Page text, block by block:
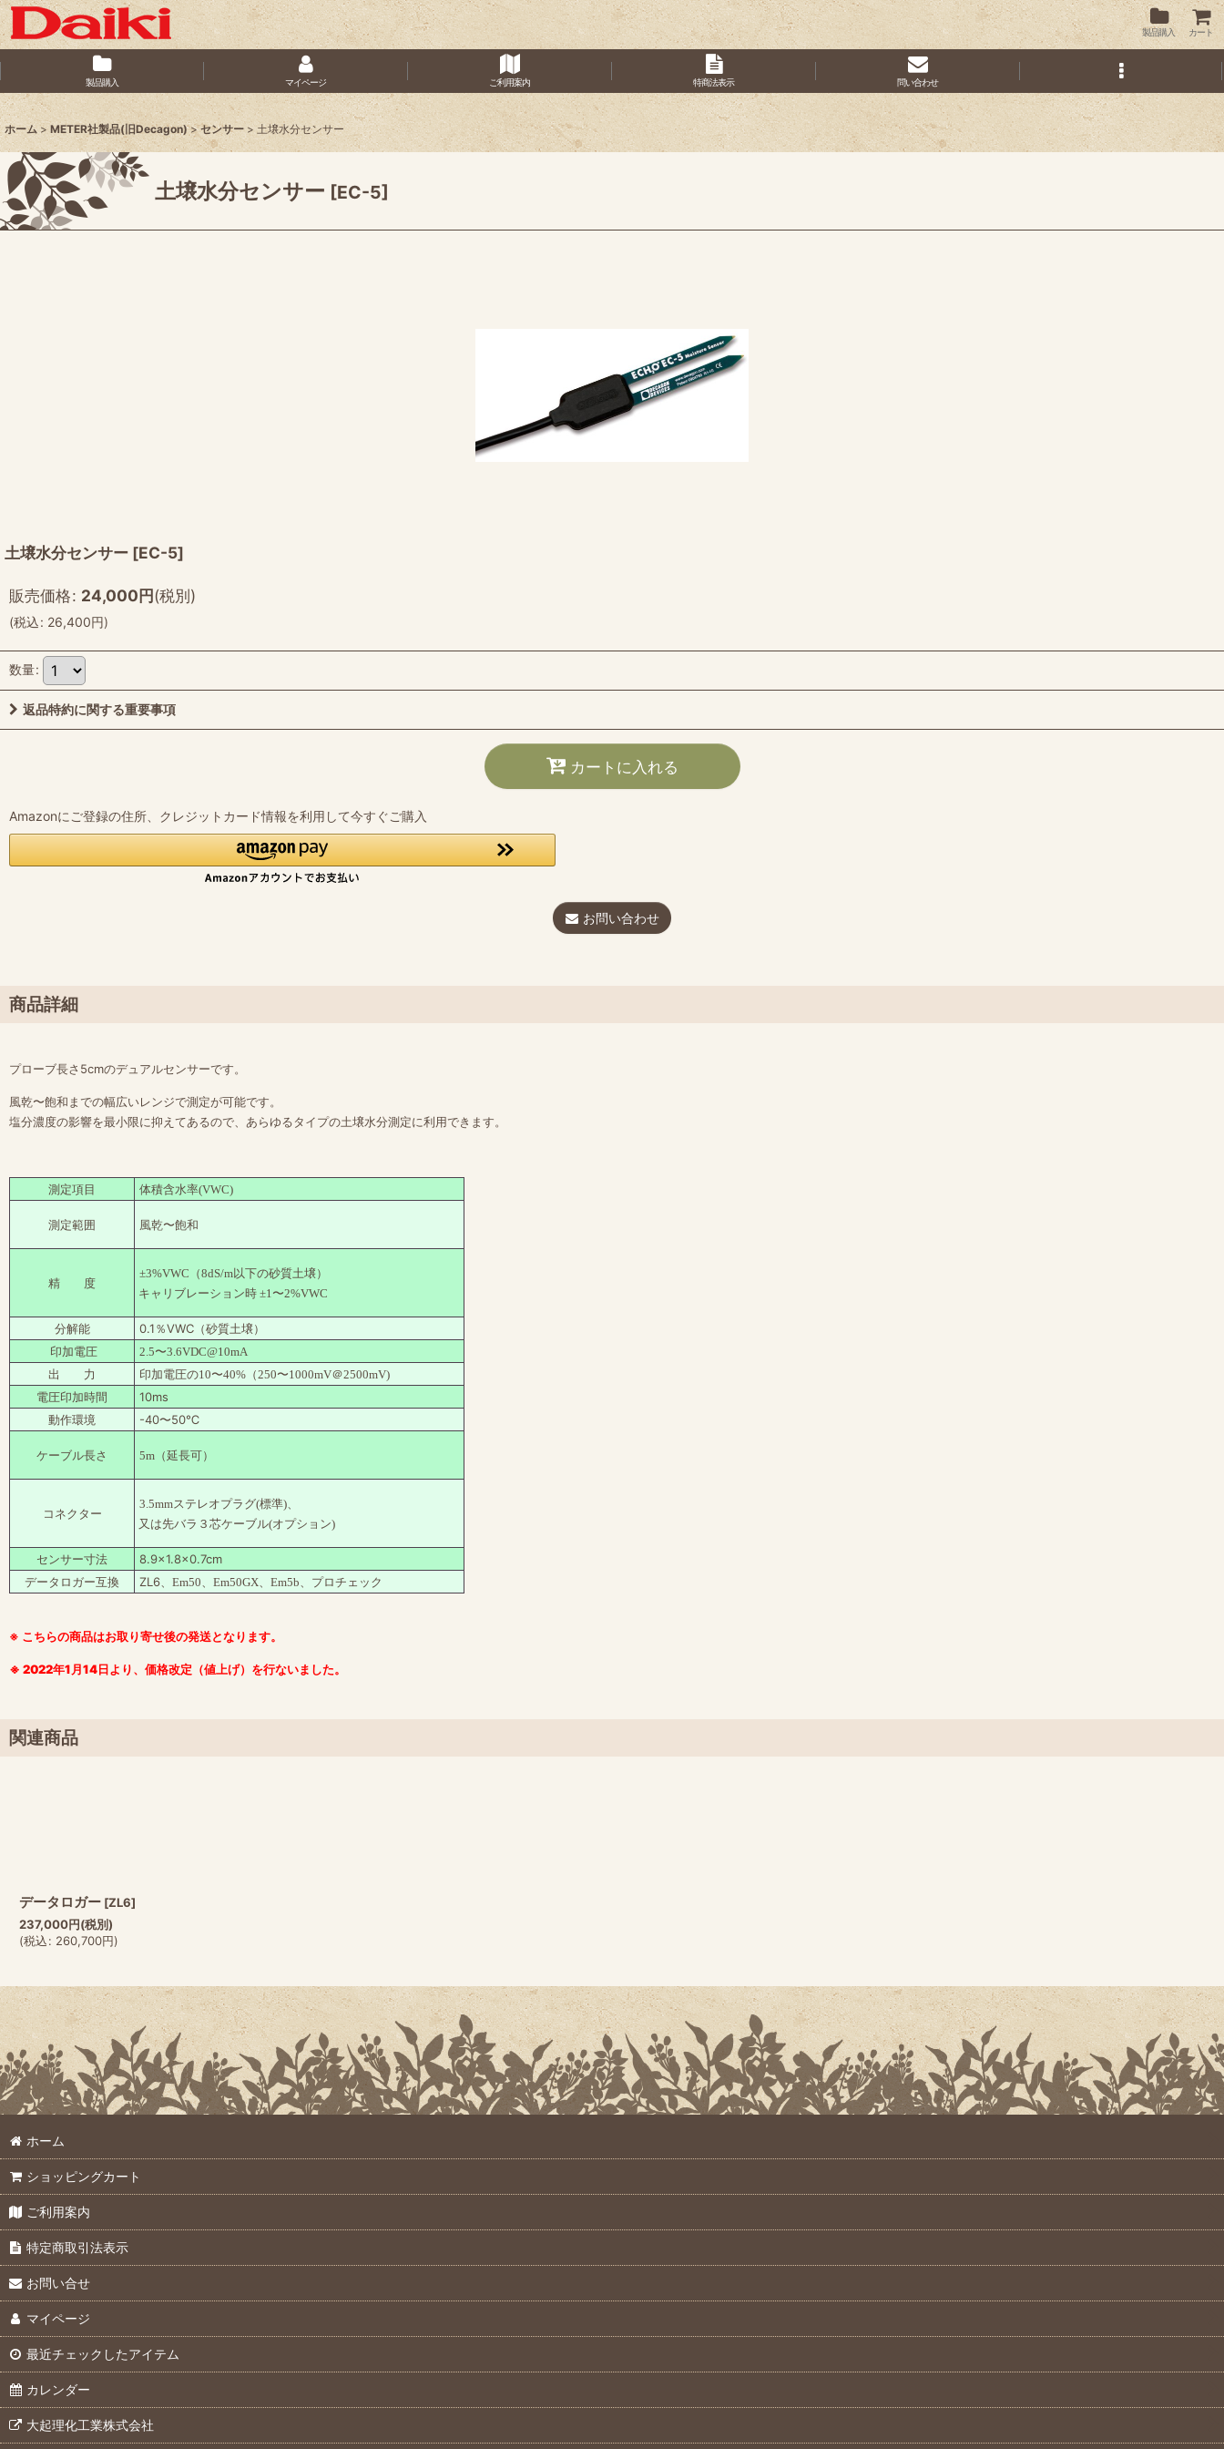
製品購入 カート
製品購入 マイページ ご利用案内 特商法表示 問い合わせ
ホーム > METER社製品(旧Decagon) > センサー > 土壌水分センサー
土壌水分センサー [EC-5]
土壌水分センサー [EC-5]
販売価格: 24,000円(税別)
(税込: 26,400円)
数量:
返品特約に関する重要事項
カートに入れる
Amazonにご登録の住所、クレジットカード情報を利用して今すぐご購入
お問い合わせ
商品詳細
プローブ長さ5cmのデュアルセンサーです。
風乾〜飽和までの幅広いレンジで測定が可能です。
塩分濃度の影響を最小限に抑えてあるので、あらゆるタイプの土壌水分測定に利用できます。
測定項目 体積含水率(VWC)
測定範囲 風乾〜飽和
精 度
±3%VWC（8dS/m以下の砂質土壌）
キャリブレーション時 ±1〜2%VWC
分解能
0.1％VWC（砂質土壌）
印加電圧
2.5〜3.6VDC@10mA
出 力
印加電圧の10〜40%（250〜1000mV＠2500mV)
電圧印加時間
10ms
動作環境
-40〜50℃
ケーブル長さ 5m（延長可）
コネクター
3.5mmステレオプラグ(標準)、
又は先バラ３芯ケーブル(オプション)
センサー寸法
8.9×1.8×0.7cm
データロガー互換
ZL6、 Em50、Em50GX、Em5b、プロチェック
※ こちらの商品はお取り寄せ後の発送となります。
※ 2022年1月14日より、価格改定（値上げ）を行ないました。
関連商品
データロガー [ZL6]
237,000円(税別)
(税込: 260,700円)
ホーム
ショッピングカート
ご利用案内
特定商取引法表示
お問い合せ
マイページ
最近チェックしたアイテム
カレンダー
大起理化工業株式会社